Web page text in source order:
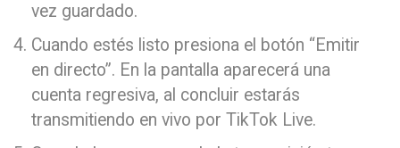
vez guardado.
Cuando estés listo presiona el botón “Emitir
en directo”. En la pantalla aparecerá una
cuenta regresiva, al concluir estarás
transmitiendo en vivo por TikTok Live.